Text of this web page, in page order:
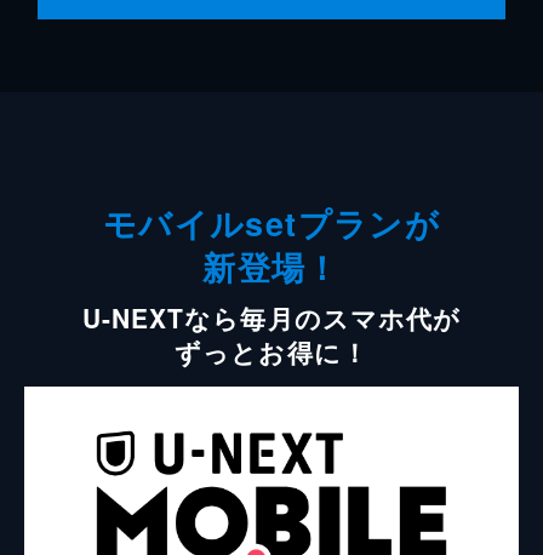
モバイルsetプランが
新登場！
U-NEXTなら毎月のスマホ代が
ずっとお得に！